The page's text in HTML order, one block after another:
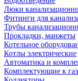
Люки
Фитинги для
Трубы
Прокладки, манжеты
Котельное
Котлы электрические
Автоматика и
Комплектующие к